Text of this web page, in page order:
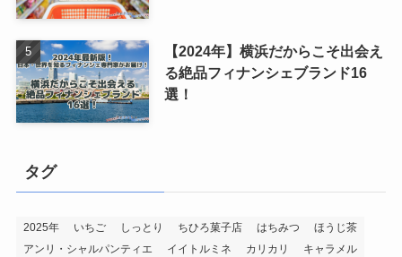
【2024年】横浜だからこそ出会え
る絶品フィナンシェブランド16
選！
タグ
2025年 いちご しっとり ちひろ菓子店 はちみつ
ほうじ茶
アンリ・シャルパンティエ
イイトルミネ カリカリ
キャラメル